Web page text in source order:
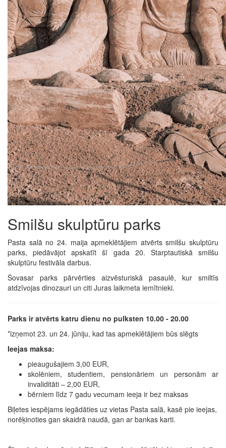
Smilšu skulptūru parks
Pasta salā no 24. maija apmeklētājiem atvērts smilšu skulptūru
parks, piedāvājot apskatīt šī gada 20. Starptautiskā smilšu
skulptūru festivāla darbus.
Šovasar parks pārvērties aizvēsturiskā pasaulē, kur smiltīs
atdzīvojas dinozauri un citi Juras laikmeta iemītnieki.
Parks ir atvērts katru dienu no pulksten 10.00 - 20.00
*izņemot 23. un 24. jūniju, kad tas apmeklētājiem būs slēgts
Ieejas maksa:
pieaugušajiem 3,00 EUR,
skolēniem, studentiem, pensionāriem un personām ar
invaliditāti – 2,00 EUR,
bērniem līdz 7 gadu vecumam ieeja ir bez maksas
Biļetes iespējams iegādāties uz vietas Pasta salā, kasē pie ieejas,
norēķinoties gan skaidrā naudā, gan ar bankas karti.